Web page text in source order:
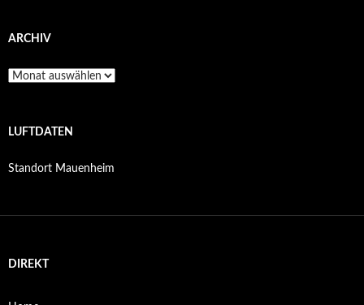
ARCHIV
Archiv
LUFTDATEN
Standort Mauenheim
DIREKT